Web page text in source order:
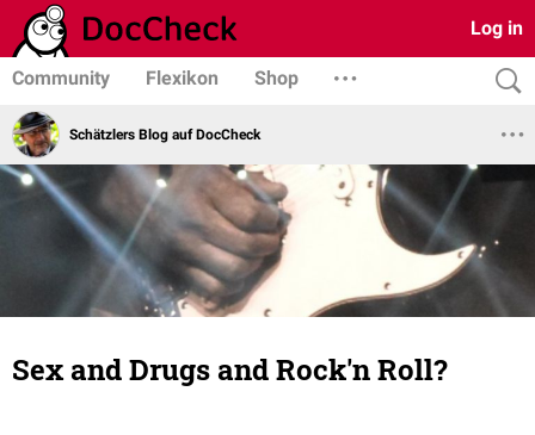
Log in
Community Flexikon Shop
Schätzlers Blog auf DocCheck
Sex and Drugs and Rock'n Roll?